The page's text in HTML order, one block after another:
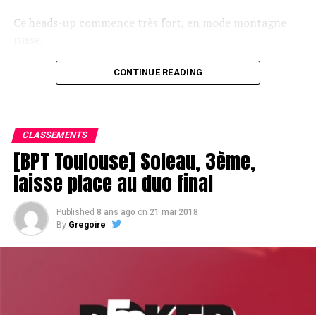
Ce heads-up commence très fort, en mode montagne
Le champagne va réchauffer si les deux finalistes ne se décident pas !
CONTINUE READING
CLASSEMENTS
[BPT Toulouse] Soleau, 3ème,
laisse place au duo final
Published 8 ans ago on 21 mai 2018
By Gregoire